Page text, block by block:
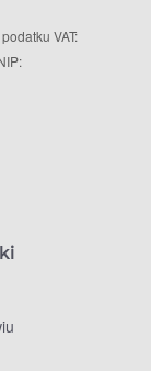
VAT: